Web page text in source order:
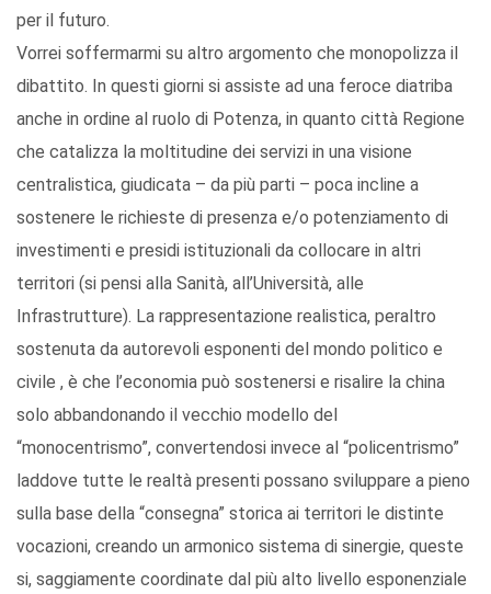
per il futuro.
Vorrei soffermarmi su altro argomento che monopolizza il
dibattito. In questi giorni si assiste ad una feroce diatriba
anche in ordine al ruolo di Potenza, in quanto città Regione
che catalizza la moltitudine dei servizi in una visione
centralistica, giudicata – da più parti – poca incline a
sostenere le richieste di presenza e/o potenziamento di
investimenti e presidi istituzionali da collocare in altri
territori (si pensi alla Sanità, all’Università, alle
Infrastrutture). La rappresentazione realistica, peraltro
sostenuta da autorevoli esponenti del mondo politico e
civile , è che l’economia può sostenersi e risalire la china
solo abbandonando il vecchio modello del
“monocentrismo”, convertendosi invece al “policentrismo”
laddove tutte le realtà presenti possano sviluppare a pieno
sulla base della “consegna” storica ai territori le distinte
vocazioni, creando un armonico sistema di sinergie, queste
si, saggiamente coordinate dal più alto livello esponenziale